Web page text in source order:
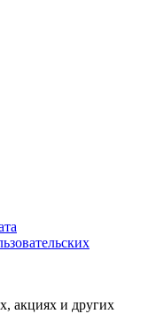
акциях и других